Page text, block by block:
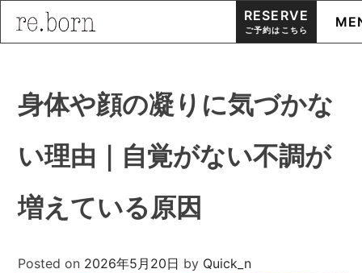
content
RESERVE
ご予約はこちら
身体や顔の凝りに気づかな
い理由｜自覚がない不調が
増えている原因
Posted on 2026年5月20日 by Quick_n